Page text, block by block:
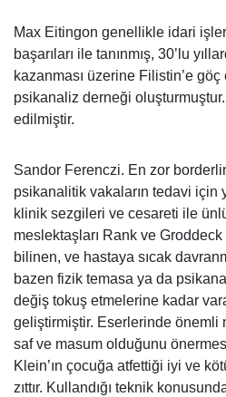
Max Eitingon genellikle idari
başarıları ile tanınmış, 30’lu
kazanması üzerine Filistin’e göç
psikanaliz derneği
edilmiştir.
Sandor Ferenczi. En zor
psikanalitik vakaların tedavi için
klinik sezgileri ve cesareti ile
meslektaşları Rank ve
bilinen, ve hastaya sıcak
bazen fizik temasa ya da
değiş tokuş etmelerine kadar
geliştirmiştir. Eserlerinde önemli
saf ve masum olduğunu
Klein’ın çocuğa atfettiği iyi ve
zıttır. Kullandığı teknik